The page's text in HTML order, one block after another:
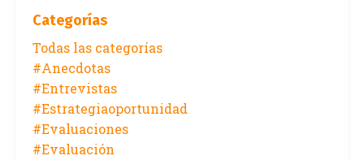
Categorías
Todas las categorías
#anecdotas
#entrevistas
#estrategiaoportunidad
#evaluaciones
#evaluación